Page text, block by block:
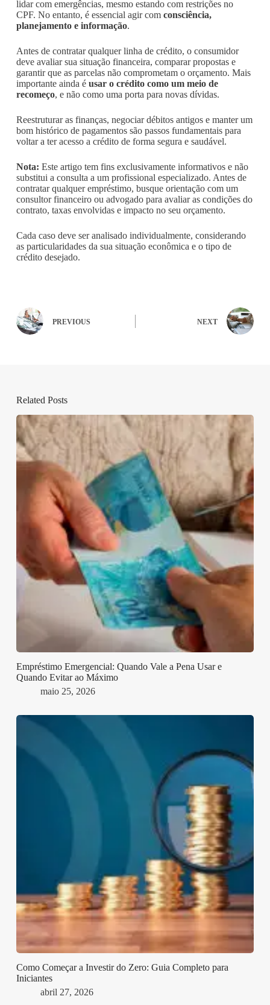
lidar com emergências, mesmo estando com restrições no
CPF. No entanto, é essencial agir com consciência,
planejamento e informação.
Antes de contratar qualquer linha de crédito, o consumidor
deve avaliar sua situação financeira, comparar propostas e
garantir que as parcelas não comprometam o orçamento. Mais
importante ainda é usar o crédito como um meio de
recomeço, e não como uma porta para novas dívidas.
Reestruturar as finanças, negociar débitos antigos e manter um
bom histórico de pagamentos são passos fundamentais para
voltar a ter acesso a crédito de forma segura e saudável.
Nota: Este artigo tem fins exclusivamente informativos e não
substitui a consulta a um profissional especializado. Antes de
contratar qualquer empréstimo, busque orientação com um
consultor financeiro ou advogado para avaliar as condições do
contrato, taxas envolvidas e impacto no seu orçamento.
Cada caso deve ser analisado individualmente, considerando
as particularidades da sua situação econômica e o tipo de
crédito desejado.
PREVIOUS NEXT
Related Posts
Empréstimo Emergencial: Quando Vale a Pena Usar e
Quando Evitar ao Máximo
maio 25, 2026
Como Começar a Investir do Zero: Guia Completo para
Iniciantes
abril 27, 2026